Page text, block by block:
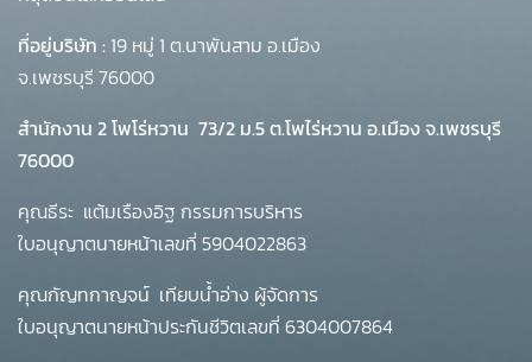
ที่อยู่บริษัท : 19 หมู่ 1 ต.นาพันสาม อ.เมือง
จ.เพชรบุรี 76000
สำนักงาน 2 โพโร่หวาน 73/2 ม.5 ต.โพไร่หวาน อ.เมือง จ.เพชรบุรี
76000
คุณธีระ แต้มเรืองอิฐ กรรมการบริหาร
ใบอนุญาตนายหน้าเลขที่ 5904022863
คุณกัญทกาญจน์ เทียบน้ำอ่าง ผู้จัดการ
ใบอนุญาตนายหน้าประกันชีวิตเลขที่ 6304007864